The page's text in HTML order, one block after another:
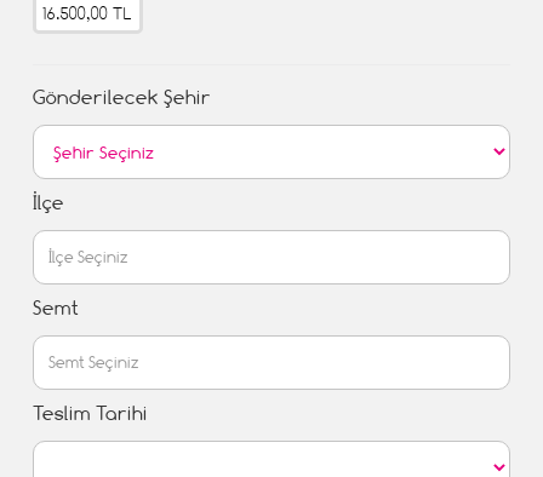
16.500,00 TL
Gönderilecek Şehir
İlçe
Semt
Teslim Tarihi